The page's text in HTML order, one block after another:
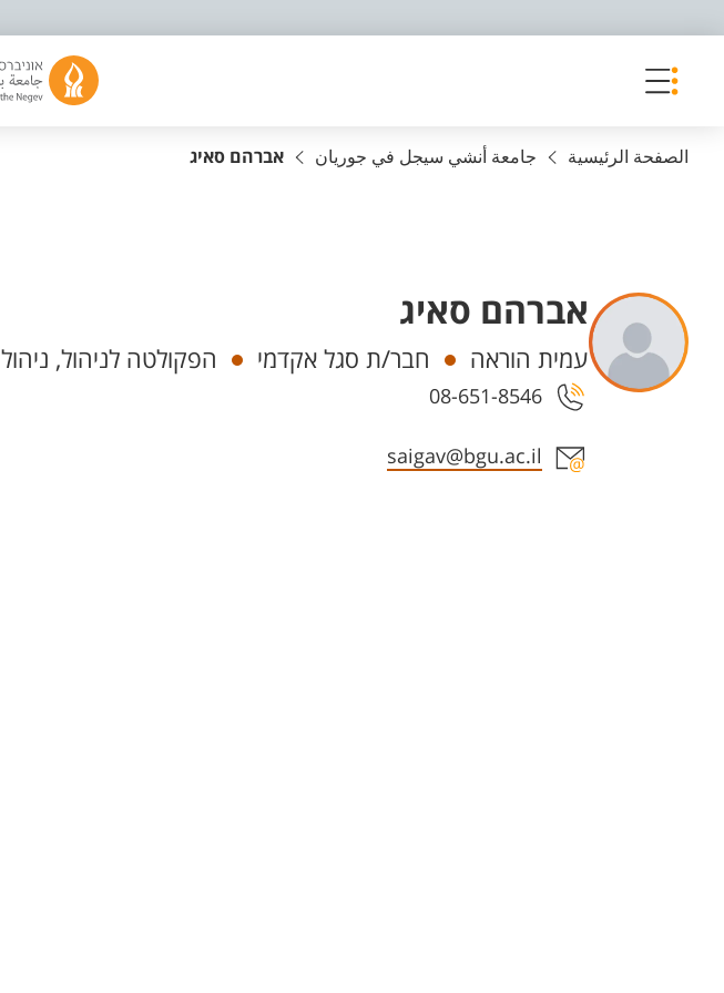
الصفحة الرئيسية جامعة أنشي سيجل في جوريان אברהם סאיג
אברהם סאיג
Departments
עמית הוראה חבר/ת סגל אקדמי הפקולטה לניהול, ניהול
08-651-8546
Staff member contact section
saigav@bgu.ac.il